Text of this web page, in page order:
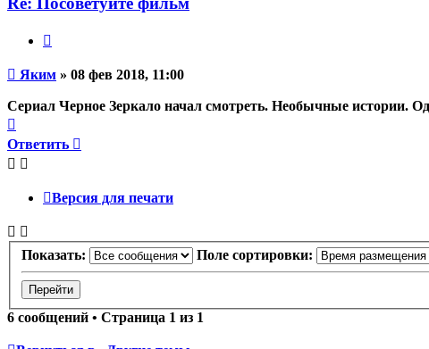
Непрочитанное
Яким » 08 фев 2018, 11:00
Сериал Черное Зеркало начал смотреть. Необычные истории.
к
началу
Ответить
Версия для печати
Показать: Поле сортировки:
6 сообщений • Страница 1 из 1